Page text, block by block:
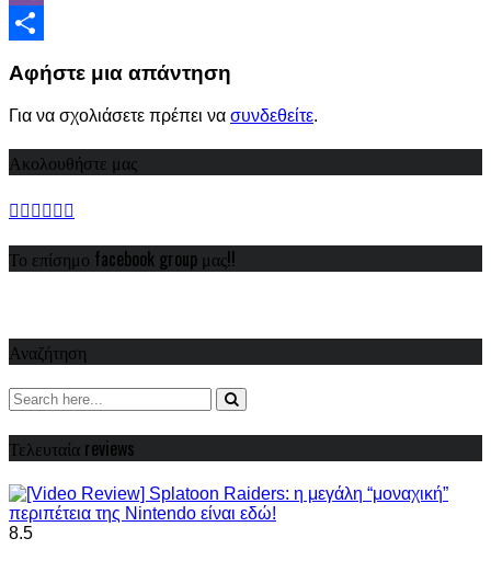
Viber
Αφήστε μια απάντηση
Για να σχολιάσετε πρέπει να συνδεθείτε.
Ακολουθήστε μας
Το επίσημο facebook group μας!!
Αναζήτηση
Τελευταία reviews
8.5